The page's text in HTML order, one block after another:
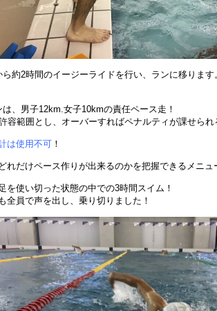
約2時間のイージーライドを行い、ランに移ります
、男子12km.女子10kmの責任ペース走！
容範囲とし、オーバーすればペナルティが課せられ
は使用不可 ！
れだけペース作りが出来るのかを把握できるメニュ
を使い切った状態の中での3時間スイム！
全員で声を出し、乗り切りました！